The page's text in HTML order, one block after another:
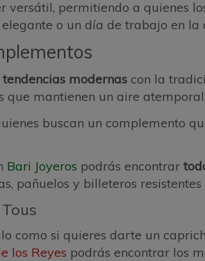
versátil, permitiendo a quienes
o un día de trabajo en la
tendencias modernas con la
que mantienen un aire atemporal.
buscan un complemento
Bari Joyeros podrás encontrar
pañuelos y billeteros
como si quieres darte un
los Reyes podrás encontrar los